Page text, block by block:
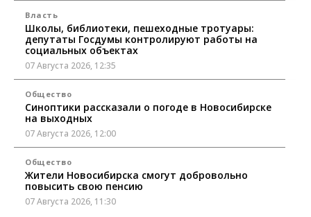
Власть
Школы, библиотеки, пешеходные тротуары:
депутаты Госдумы контролируют работы на
социальных объектах
07 Августа 2026, 12:35
Общество
Синоптики рассказали о погоде в Новосибирске
на выходных
07 Августа 2026, 12:00
Общество
Жители Новосибирска смогут добровольно
повысить свою пенсию
07 Августа 2026, 11:30